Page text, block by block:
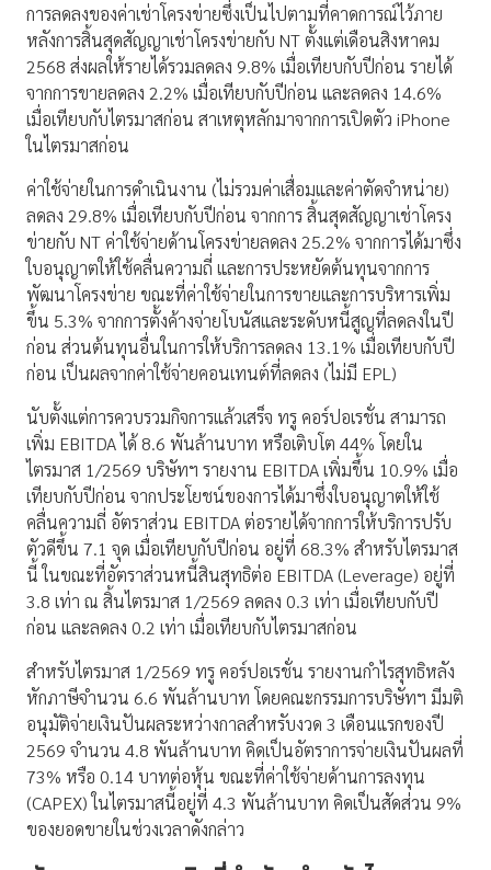
การลดลงของค่าเช่าโครงข่ายซึ่งเป็นไปตามที่คาดการณ์ไว้ภาย
หลังการสิ้นสุดสัญญาเช่าโครงข่ายกับ NT ตั้งแต่เดือนสิงหาคม
2568 ส่งผลให้รายได้รวมลดลง 9.8% เมื่อเทียบกับปีก่อน รายได้
จากการขายลดลง 2.2% เมื่อเทียบกับปีก่อน และลดลง 14.6%
เมื่อเทียบกับไตรมาสก่อน สาเหตุหลักมาจากการเปิดตัว iPhone
ในไตรมาสก่อน
ค่าใช้จ่ายในการดำเนินงาน (ไม่รวมค่าเสื่อมและค่าตัดจำหน่าย)
ลดลง 29.8% เมื่อเทียบกับปีก่อน จากการ สิ้นสุดสัญญาเช่าโครง
ข่ายกับ NT ค่าใช้จ่ายด้านโครงข่ายลดลง 25.2% จากการได้มาซึ่ง
ใบอนุญาตให้ใช้คลื่นความถี่ และการประหยัดต้นทุนจากการ
พัฒนาโครงข่าย ขณะที่ค่าใช้จ่ายในการขายและการบริหารเพิ่ม
ขึ้น 5.3% จากการตั้งค้างจ่ายโบนัสและระดับหนี้สูญที่ลดลงในปี
ก่อน ส่วนต้นทุนอื่นในการให้บริการลดลง 13.1% เมื่อเทียบกับปี
ก่อน เป็นผลจากค่าใช้จ่ายคอนเทนต์ที่ลดลง (ไม่มี EPL)
นับตั้งแต่การควบรวมกิจการแล้วเสร็จ ทรู คอร์ปอเรชั่น สามารถ
เพิ่ม EBITDA ได้ 8.6 พันล้านบาท หรือเติบโต 44% โดยใน
ไตรมาส 1/2569 บริษัทฯ รายงาน EBITDA เพิ่มขึ้น 10.9% เมื่อ
เทียบกับปีก่อน จากประโยชน์ของการได้มาซึ่งใบอนุญาตให้ใช้
คลื่นความถี่ อัตราส่วน EBITDA ต่อรายได้จากการให้บริการปรับ
ตัวดีขึ้น 7.1 จุด เมื่อเทียบกับปีก่อน อยู่ที่ 68.3% สำหรับไตรมาส
นี้ ในขณะที่อัตราส่วนหนี้สินสุทธิต่อ EBITDA (Leverage) อยู่ที่
3.8 เท่า ณ สิ้นไตรมาส 1/2569 ลดลง 0.3 เท่า เมื่อเทียบกับปี
ก่อน และลดลง 0.2 เท่า เมื่อเทียบกับไตรมาสก่อน
สำหรับไตรมาส 1/2569 ทรู คอร์ปอเรชั่น รายงานกำไรสุทธิหลัง
หักภาษีจำนวน 6.6 พันล้านบาท โดยคณะกรรมการบริษัทฯ มีมติ
อนุมัติจ่ายเงินปันผลระหว่างกาลสำหรับงวด 3 เดือนแรกของปี
2569 จำนวน 4.8 พันล้านบาท คิดเป็นอัตราการจ่ายเงินปันผลที่
73% หรือ 0.14 บาทต่อหุ้น ขณะที่ค่าใช้จ่ายด้านการลงทุน
(CAPEX) ในไตรมาสนี้อยู่ที่ 4.3 พันล้านบาท คิดเป็นสัดส่วน 9%
ของยอดขายในช่วงเวลาดังกล่าว